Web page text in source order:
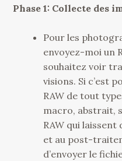
Phase 1: Collecte des
Pour les
envoyez-moi un
souhaitez voir
visions. Si c’est
RAW de tout
macro, abstrait,
RAW qui
et au post-
d’envoyer le